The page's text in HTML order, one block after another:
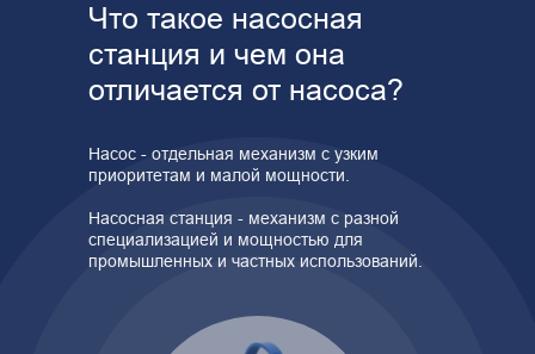
Что такое насосная
станция и чем она
отличается от насоса?
Насос - отдельная механизм с узким
приоритетам и малой мощности.
Насосная станция - механизм с разной
специализацией и мощностью для
промышленных и частных использований.